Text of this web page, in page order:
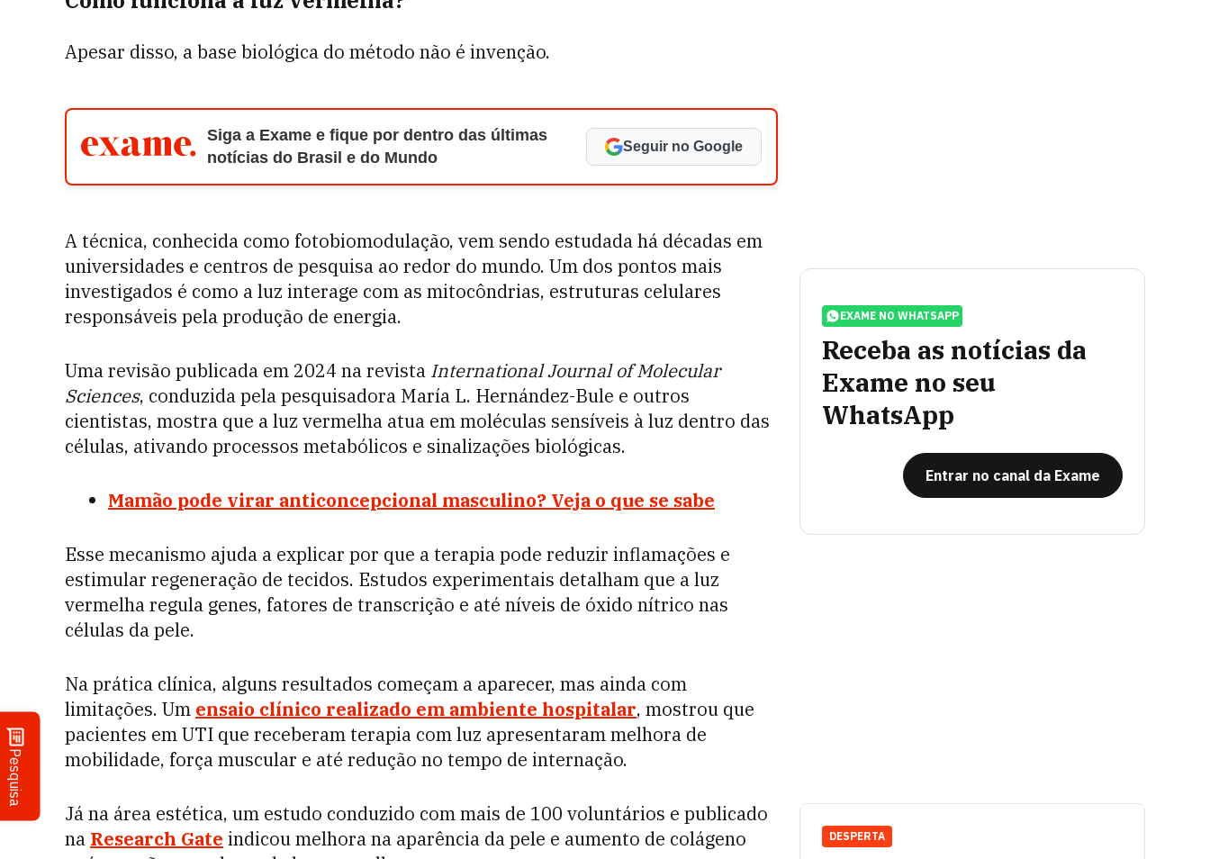
Pesquisa
Apesar disso, a base biológica do método não é invenção.
Siga a Exame e fique por dentro das últimas
notícias do Brasil e do Mundo
Seguir no Google
A técnica, conhecida como fotobiomodulação, vem sendo estudada há décadas em
universidades e centros de pesquisa ao redor do mundo. Um dos pontos mais
investigados é como a luz interage com as mitocôndrias, estruturas celulares
responsáveis pela produção de energia.
Uma revisão publicada em 2024 na revista International Journal of Molecular
Sciences, conduzida pela pesquisadora María L. Hernández-Bule e outros
cientistas, mostra que a luz vermelha atua em moléculas sensíveis à luz dentro das
células, ativando processos metabólicos e sinalizações biológicas.
Mamão pode virar anticoncepcional masculino? Veja o que se sabe
Esse mecanismo ajuda a explicar por que a terapia pode reduzir inflamações e
estimular regeneração de tecidos. Estudos experimentais detalham que a luz
vermelha regula genes, fatores de transcrição e até níveis de óxido nítrico nas
células da pele.
Na prática clínica, alguns resultados começam a aparecer, mas ainda com
limitações. Um ensaio clínico realizado em ambiente hospitalar, mostrou que
pacientes em UTI que receberam terapia com luz apresentaram melhora de
mobilidade, força muscular e até redução no tempo de internação.
Já na área estética, um estudo conduzido com mais de 100 voluntários e publicado
na Research Gate indicou melhora na aparência da pele e aumento de colágeno
EXAME NO WHATSAPP
Receba as notícias da
Exame no seu
WhatsApp
Entrar no canal da Exame
DESPERTA